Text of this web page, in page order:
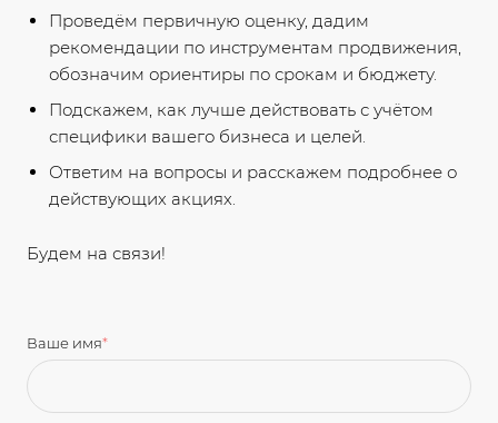
Проведём первичную оценку, дадим
рекомендации по инструментам продвижения,
обозначим ориентиры по срокам и бюджету.
Подскажем, как лучше действовать с учётом
специфики вашего бизнеса и целей.
Ответим на вопросы и расскажем подробнее о
действующих акциях.
Будем на связи!
Ваше имя*